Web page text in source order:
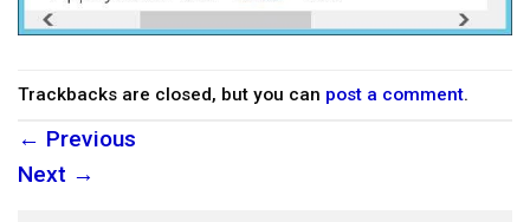
Trackbacks are closed, but you can post a comment.
← Previous
Next →